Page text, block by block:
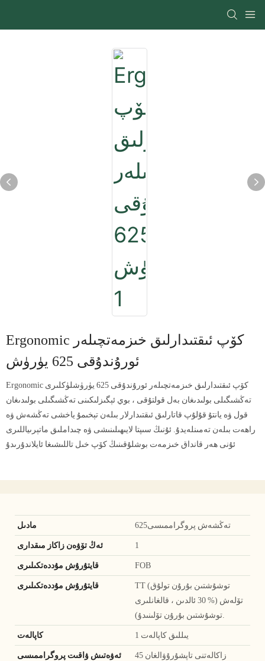
Ergonomic كۆپ ئىقتىدارلىق خىزمەتچىلەر
ئورۇندۇقى 625 يۈرۈش
Ergonomic كۆپ ئىقتىدارلىق خىزمەتچىلەر ئورۇندۇقى 625 يۈرۈشلۈكلىرى
تەڭشىگىلى بولىدىغان بەل قولتۇقى ، بوي ئېگىزلىكىنى تەڭشىگىلى بولىدىغان
قول ۋە يانتۇ قۇلۇپ قاتارلىق ئىقتىدارلار بىلەن تېخىمۇ ياخشى تەڭشەش ۋە
راھەت بىلەن تەمىنلەيدۇ. ئۇنىڭ سىپتا لايىھىلىنىشى ۋە چىداملىق ماتېرىياللىرى
ئۇنى ھەر قانداق خىزمەت بوشلۇقىنىڭ كۆپ خىل تاللىشىغا ئايلاندۇرىدۇ
تەڭشەش پروگراممىسى625
1
FOB
TT (توشۇشتىن بۇرۇن تولۇق
تۆلەش (% 30 ئالدىن ، قالغانلىرى
توشۇشتىن بۇرۇن تۆلىنىدۇ).
كاپالەت 1 يىللىق كاپالەت
زاكالەتنى تاپشۇرۇۋالغان 45